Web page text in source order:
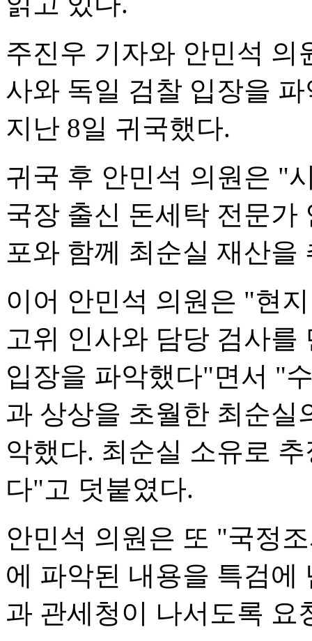
주진우 기자와 안민석 의
사와 독일 검찰 입장을
지난 8일 귀국했다.
귀국 후 안민석 의원은 "
국장 출신 돈세탁 전문가
포와 함께 최순실 재산을
이어 안민석 의원은 "현
고위 인사와 담당 검사를
입장을 파악했다"면서 "
과 상상을 초월한 최순실
악했다. 최순실 소유로
다"고 덧붙였다.
안민석 의원은 또 "국정
에 파악된 내용을 특검에
과 관세청이 나서도록 요